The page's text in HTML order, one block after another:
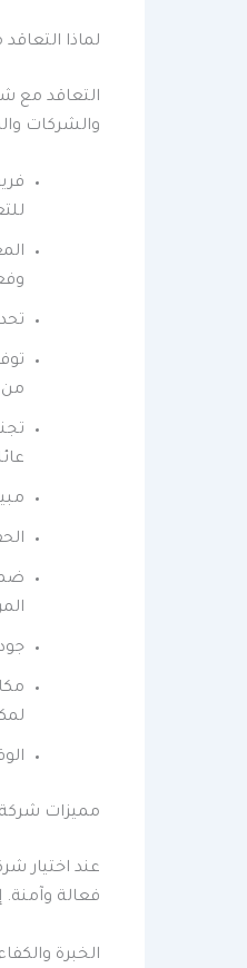
لماذا
التعاقد مع
والشركات
من
مميزات
عند اختيار
فعالة وآمنة.
الخبرة